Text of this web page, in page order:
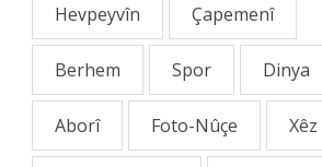
Hevpeyvîn Çapemenî
Berhem Spor Dinya
Aborî Foto-Nûçe Xêz